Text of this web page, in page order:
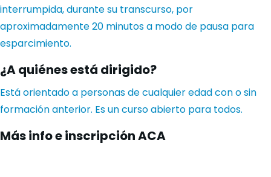
interrumpida, durante su transcurso, por
aproximadamente 20 minutos a modo de pausa para
esparcimiento.
¿A quiénes está dirigido?
Está orientado a personas de cualquier edad con o sin
formación anterior. Es un curso abierto para todos.
Más info e inscripciónACA